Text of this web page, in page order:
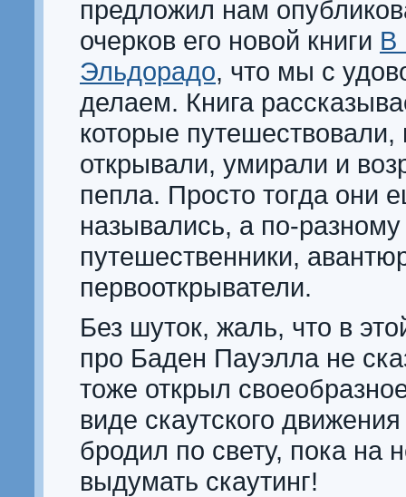
предложил нам
очерков его новой книги В
Эльдорадо, что мы с
делаем. Книга
которые путешествовали,
открывали, умирали и
пепла. Просто тогда они
назывались, а по-
путешественники,
первооткрыватели.
Без шуток, жаль, что в
про Баден Пауэлла не
тоже открыл
виде скаутского
бродил по свету, пока на
выдумать скаутинг!